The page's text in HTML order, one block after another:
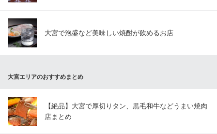
大宮で泡盛など美味しい焼酎が飲めるお店
大宮エリアのおすすめまとめ
【絶品】大宮で厚切りタン、黒毛和牛などうまい焼肉
店まとめ